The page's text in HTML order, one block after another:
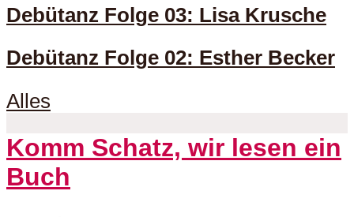
Debütanz Folge 03: Lisa Krusche
Debütanz Folge 02: Esther Becker
Alles
Komm Schatz, wir lesen ein
Buch